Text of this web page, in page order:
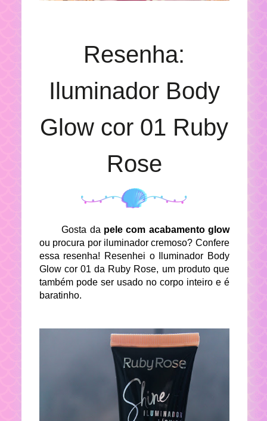
Resenha:
Iluminador Body
Glow cor 01 Ruby
Rose
Gosta da pele com acabamento glow
ou procura por iluminador cremoso? Confere
essa resenha! Resenhei o Iluminador Body
Glow cor 01 da Ruby Rose, um produto que
também pode ser usado no corpo inteiro e é
baratinho.